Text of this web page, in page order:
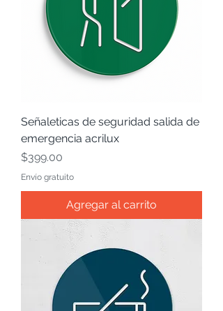
Señaleticas de seguridad salida de
emergencia acrilux
Precio
$399.00
Envío gratuito
Agregar al carrito